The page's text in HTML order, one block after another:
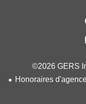
©2026 GERS
Honoraires